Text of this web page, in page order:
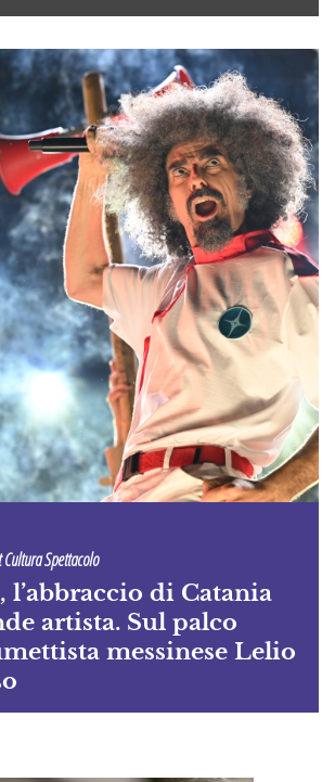
Cultura Spettacolo
l’abbraccio di Catania
artista. Sul palco
messinese Lelio